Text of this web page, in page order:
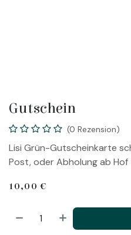
Gutschein
(0 Rezension)
Lisi Grün-Gutscheinkarte
Post, oder Abholung ab Hof
10,00 €